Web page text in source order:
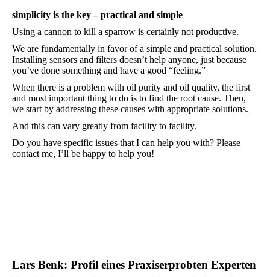
simplicity is the key – practical and simple
Using a cannon to kill a sparrow is certainly not productive.
We are fundamentally in favor of a simple and practical solution.
Installing sensors and filters doesn’t help anyone, just because
you’ve done something and have a good “feeling.”
When there is a problem with oil purity and oil quality, the first
and most important thing to do is to find the root cause. Then,
we start by addressing these causes with appropriate solutions.
And this can vary greatly from facility to facility.
Do you have specific issues that I can help you with? Please
contact me, I’ll be happy to help you!
Lars Benk: Profil eines Praxiserprobten Experten